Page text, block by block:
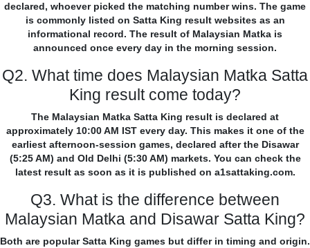
declared, whoever picked the matching number wins. The game
is commonly listed on Satta King result websites as an
informational record. The result of Malaysian Matka is
announced once every day in the morning session.
Q2. What time does Malaysian Matka Satta
King result come today?
The Malaysian Matka Satta King result is declared at
approximately 10:00 AM IST every day. This makes it one of the
earliest afternoon-session games, declared after the Disawar
(5:25 AM) and Old Delhi (5:30 AM) markets. You can check the
latest result as soon as it is published on a1sattaking.com.
Q3. What is the difference between
Malaysian Matka and Disawar Satta King?
Both are popular Satta King games but differ in timing and origin.